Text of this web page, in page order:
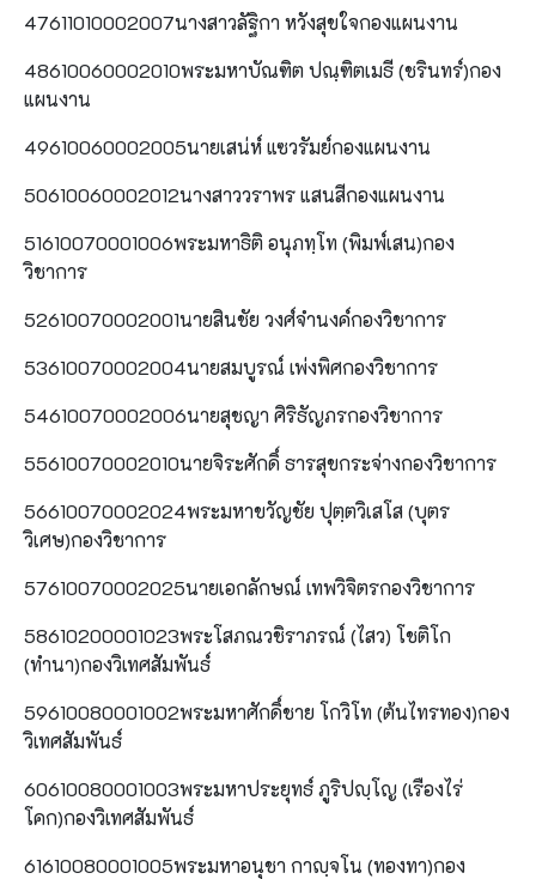
47611010002007นางสาวลัฐิกา หวังสุขใจกองแผนงาน
48610060002010พระมหาบัณฑิต ปณฺฑิตเมธี (ชรินทร์)กอง
แผนงาน
49610060002005นายเสน่ห์ แซวรัมย์กองแผนงาน
50610060002012นางสาววราพร แสนสีกองแผนงาน
51610070001006พระมหาธิติ อนุภทฺโท (พิมพ์เสน)กอง
วิชาการ
52610070002001นายสินชัย วงศ์จำนงค์กองวิชาการ
53610070002004นายสมบูรณ์ เพ่งพิศกองวิชาการ
54610070002006นายสุชญา ศิริธัญภรกองวิชาการ
55610070002010นายจิระศักดิ์ ธารสุขกระจ่างกองวิชาการ
56610070002024พระมหาขวัญชัย ปุตฺตวิเสโส (บุตร
วิเศษ)กองวิชาการ
57610070002025นายเอกลักษณ์ เทพวิจิตรกองวิชาการ
58610200001023พระโสภณวชิราภรณ์ (ไสว) โชติโก
(ทำนา)กองวิเทศสัมพันธ์
59610080001002พระมหาศักดิ์ชาย โกวิโท (ต้นไทรทอง)กอง
วิเทศสัมพันธ์
60610080001003พระมหาประยุทธ์ ภูริปญฺโญ (เรืองไร่
โคก)กองวิเทศสัมพันธ์
61610080001005พระมหาอนุชา กาญฺจโน (ทองทา)กอง